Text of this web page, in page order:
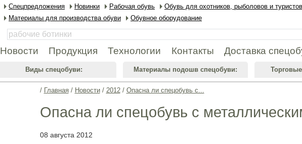
/ Главная/ Новости/ 2012/ Опасна ли спецобувь с...
Опасна ли спецобувь с
08 августа 2012
Спецпредложения Новинки Рабочая обувь
Обувь для охотников, рыболовов и туристов
Материалы для производства обуви
Обувное оборудование
Новости Продукция Технологии Контакты Доставка
Виды спецобуви: Материалы подошв спецобуви: